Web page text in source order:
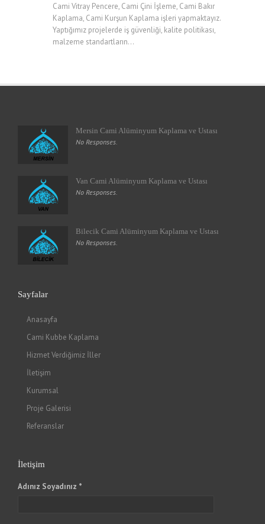
Cami Vitray Pencere, Cami Çini İşleme, Cami Bakır
Kaplama, Cami Kurşun Kaplama işleri yapmaktayız.
Yaptığımız projelerde iş güvenliği, kalite politikası,
malzeme standartların...
Mersin Cami Alüminyum Kaplama ve Ustası
No Responses.
Van Cami Alüminyum Kaplama ve Ustası
No Responses.
Bilecik Cami Alüminyum Kaplama ve Ustası
No Responses.
Sayfalar
Anasayfa
Cami Kubbe Kaplama
Hizmet Verdiğimiz İller
İletişim
Kurumsal
Proje Galerisi
Referanslar
İletişim
Adınız Soyadınız *